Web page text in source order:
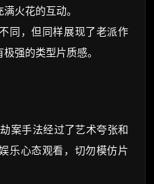
火花的互动。
同，但同样展现了老派作
强的类型片质感。
案手法经过了艺术夸张和
乐心态观看，切勿模仿片